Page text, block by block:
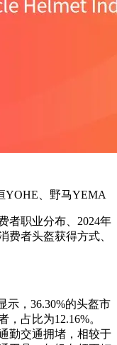
YOHE、野马YEMA
者职业分布、2024年
费者头盔获得方式、
，36.30%的头盔市
占比为12.16%。
勤交通拥堵，相较于